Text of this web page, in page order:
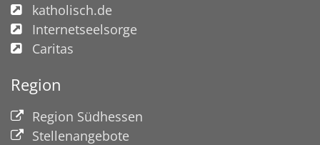
katholisch.de
Internetseelsorge
Caritas
Region
Region Südhessen
Stellenangebote